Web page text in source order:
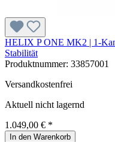
HELIX P ONE MK2 | 1-
Stabilität
Produktnummer: 33857001
Versandkostenfrei
Aktuell nicht lagernd
1.049,00 € *
In den Warenkorb